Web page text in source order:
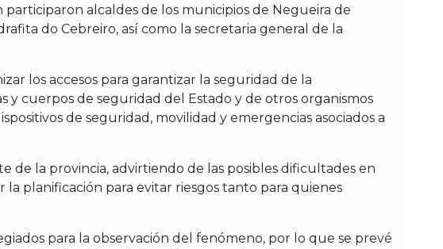
alcaldes de los municipios de Negueira de
do Cebreiro, así como la secretaria general de la
los accesos para garantizar la seguridad de la
y cuerpos de seguridad del Estado y de otros organismos
de seguridad, movilidad y emergencias asociados a
de la provincia, advirtiendo de las posibles dificultades en
la planificación para evitar riesgos tanto para quienes
para la observación del fenómeno, por lo que se prevé